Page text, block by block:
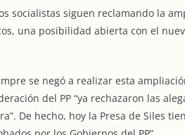
socialistas siguen reclamando la
una posibilidad abierta con el
se negó a realizar esta
del PP “ya rechazaron las
De hecho, hoy la Presa de Siles